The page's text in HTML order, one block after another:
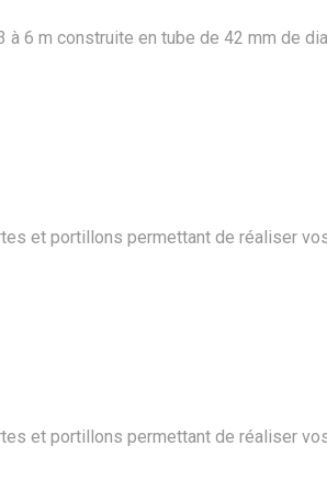
6 m construite en tube de 42 mm de
et portillons permettant de réaliser
et portillons permettant de réaliser